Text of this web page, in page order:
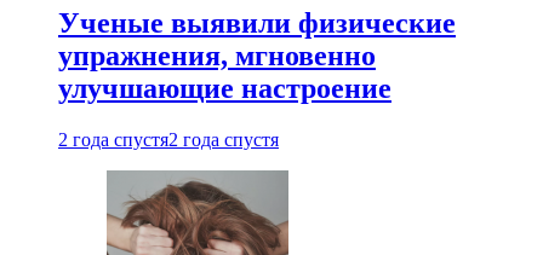
Ученые выявили физические
упражнения, мгновенно
улучшающие настроение
2 года спустя2 года спустя